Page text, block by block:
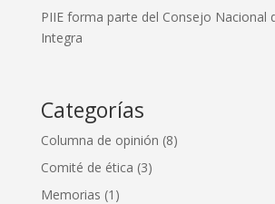
PIIE forma parte del Consejo Nacional
Integra
Categorías
Columna de opinión (8)
Comité de ética (3)
Memorias (1)